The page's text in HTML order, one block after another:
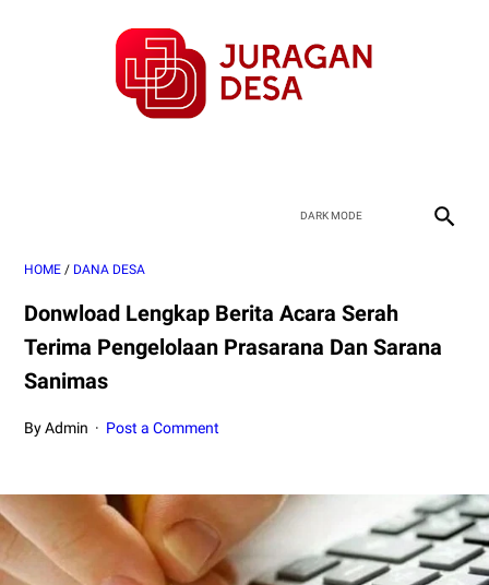
HOME / DANA DESA
Donwload Lengkap Berita Acara Serah
Terima Pengelolaan Prasarana Dan Sarana
Sanimas
By Admin Post a Comment